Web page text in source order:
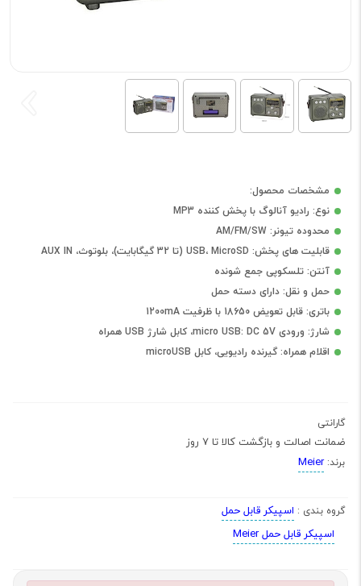
مشخصات محصول:
نوع: رادیو آنالوگ با پخش کننده MP3
محدوده تیونر: AM/FM/SW
قابلیت های پخش: USB، MicroSD (تا 32 گیگابایت)، بلوتوث، AUX IN
آنتن: تلسکوپی جمع شونده
حمل و نقل: دارای دسته حمل
باتری: قابل تعویض 18650 با ظرفیت 1200mA
شارژ: ورودی micro USB: DC 5V، کابل شارژ USB همراه
اقلام همراه: گیرنده رادیویی، کابل microUSB
گارانتی
ضمانت اصالت و بازگشت کالا تا 7 روز
برند:Meier
گروه بندی : اسپیکر قابل حمل
اسپیکر قابل حمل Meier